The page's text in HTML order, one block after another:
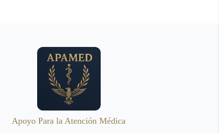
Apoyo Para la Atención Médica